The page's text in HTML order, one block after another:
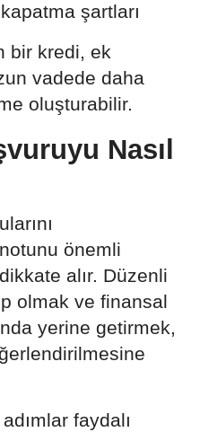
şartları
bir kredi, ek
vadede daha
oluşturabilir.
Nasıl
önemli
alır. Düzenli
olmak ve finansal
yerine getirmek,
faydalı